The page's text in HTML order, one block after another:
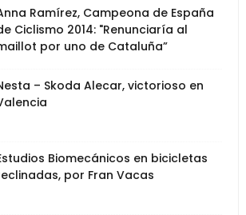
Ramírez, Campeona de España
Ciclismo 2014: "Renunciaría al
por uno de Cataluña”
– Skoda Alecar, victorioso en
Biomecánicos en bicicletas
por Fran Vacas